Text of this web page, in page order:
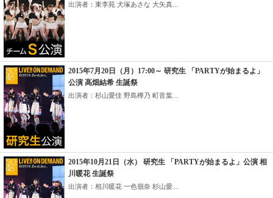
出演者：東李苑 犬塚あさな 大矢真...
2015年7月20日（月）17:00～ 研究生 「PARTYが始まるよ」
公演 高畑結希 生誕祭
出演者：杉山愛佳 野島樺乃 町音葉...
2015年10月21日（水） 研究生 「PARTYが始まるよ」公演 相
川暖花 生誕祭
出演者：相川暖花 一色嶺奈 杉山愛...